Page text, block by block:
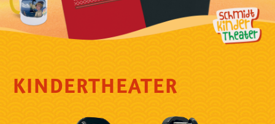
KINDERTHEATER